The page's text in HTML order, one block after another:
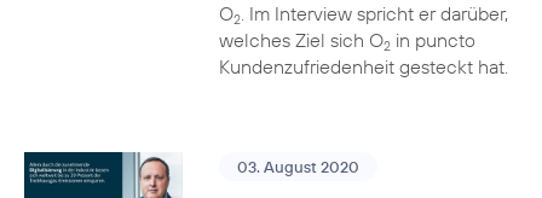
O2. Im Interview spricht er darüber,
welches Ziel sich O2in puncto
Kundenzufriedenheit gesteckt hat.
03. August 2020